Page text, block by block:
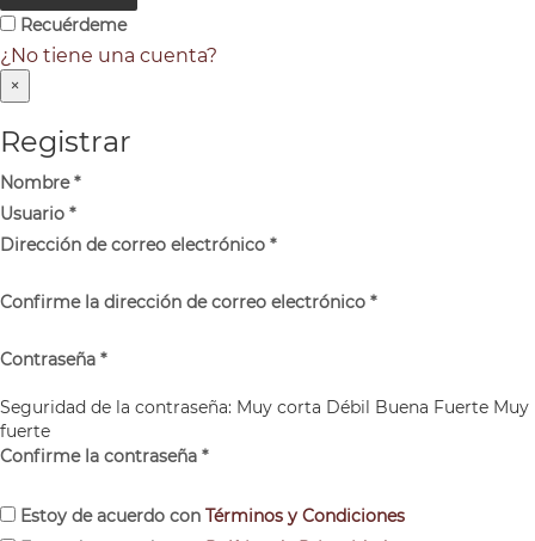
Recuérdeme
¿No tiene una cuenta?
×
Registrar
Nombre*
Usuario *
Dirección de correo electrónico *
Confirme la dirección de correo electrónico *
Contraseña *
Seguridad de la contraseña: Muy corta Débil Buena Fuerte Muy
fuerte
Confirme la contraseña *
Estoy de acuerdo con Términos y Condiciones